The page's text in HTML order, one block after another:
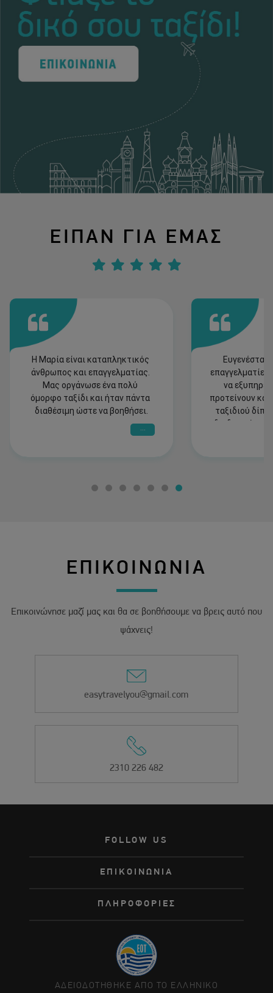
ΕΙΠΑΝ ΓΙΑ ΕΜΑΣ
Η Μαρία είναι καταπληκτικός
άνθρωπος και επαγγελματίας.
Μας οργάνωσε ένα πολύ
όμορφο ταξίδι και ήταν πάντα
διαθέσιμη ώστε να βοηθήσει.
...
να
προτείνουν και
ταξιδιού
διαδικασία
ΕΠΙΚΟΙΝΩΝΙΑ
Επικοινώνησε μαζί μας και θα σε βοηθήσουμε να βρεις αυτό που
ψάχνεις!
easytravelyou@gmail.com
2310 226 482
FOLLOW US
ΕΠΙΚΟΙΝΩΝΙΑ
ΠΛΗΡΟΦΟΡΙΕΣ
ΑΔΕΙΟΔΟΤΗΘΗΚΕ ΑΠΟ ΤΟ ΕΛΛΗΝΙΚΟ